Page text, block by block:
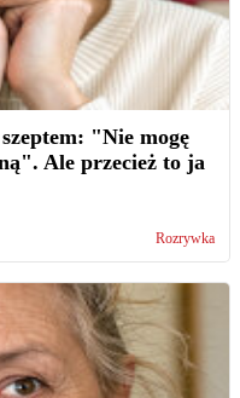
"Nie mogę
Ale przecież to ja
Rozrywka